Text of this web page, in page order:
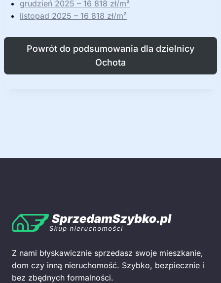
grudzień 2025 – 16 818 zł/m²
listopad 2025 – 16 818 zł/m²
Powrót do podsumowania dla dzielnicy
Ochota
Z nami błyskawicznie sprzedasz swoje mieszkanie,
dom czy inną nieruchomość. Szybko, bezpiecznie i
bez zbędnych formalności.